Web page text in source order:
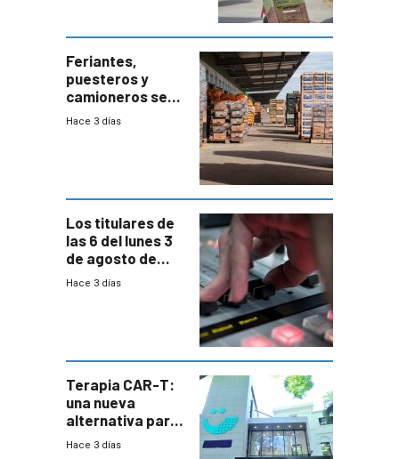
Feriantes,
puesteros y
camioneros se
movilizaron en
Hace 3 días
Los titulares de
las 6 del lunes 3
de agosto de
2026
Hace 3 días
Terapia CAR-T:
una nueva
alternativa para
niños y
Hace 3 días